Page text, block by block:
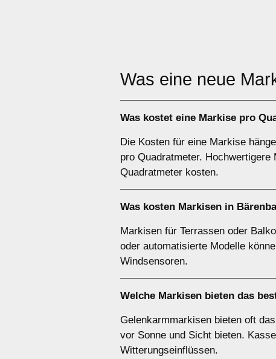
Was eine neue
Was kostet eine Markise pro
Die Kosten für eine Markise
pro Quadratmeter.
Quadratmeter kosten.
Was kosten Markisen in
Markisen für Terrassen oder
oder automatisierte Modelle
Windsensoren.
Welche Markisen bieten das
Gelenkarmmarkisen bieten oft
vor Sonne und Sicht bieten.
Witterungseinflüssen.